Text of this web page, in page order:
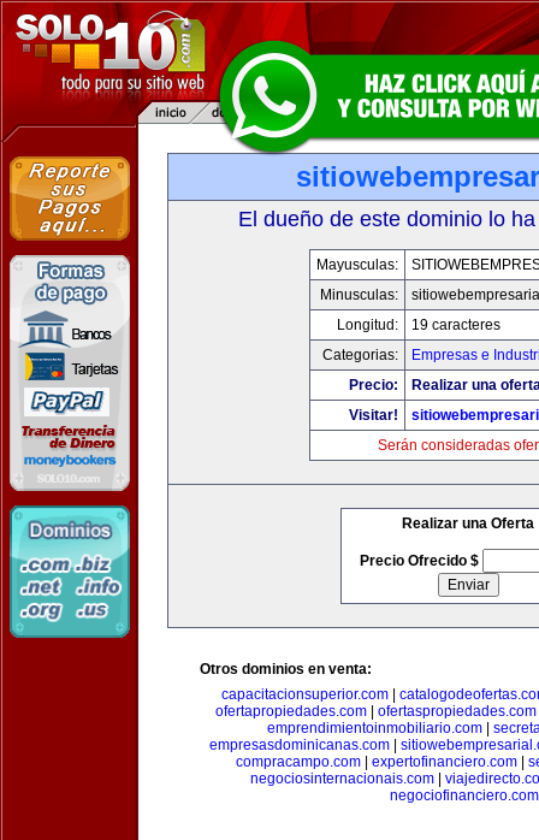
El dueño de este dominio lo
Mayusculas:
Minusculas:
Longitud:
19 caracteres
Categorias:
Empresas e
Precio:
Realizar una
Visitar!
Serán consideradas
Realizar una Oferta
Precio Ofrecido $
Otros dominios en venta:
capacitacionsuperior.com
ofertapropiedades.com
ofertaspropiedades.com
emprendimientoinmobiliario.com|
empresasdominicanas.com|
compracampo.com| expertofinanciero.com|
negociosinternacionais.com
negociofinanciero.com